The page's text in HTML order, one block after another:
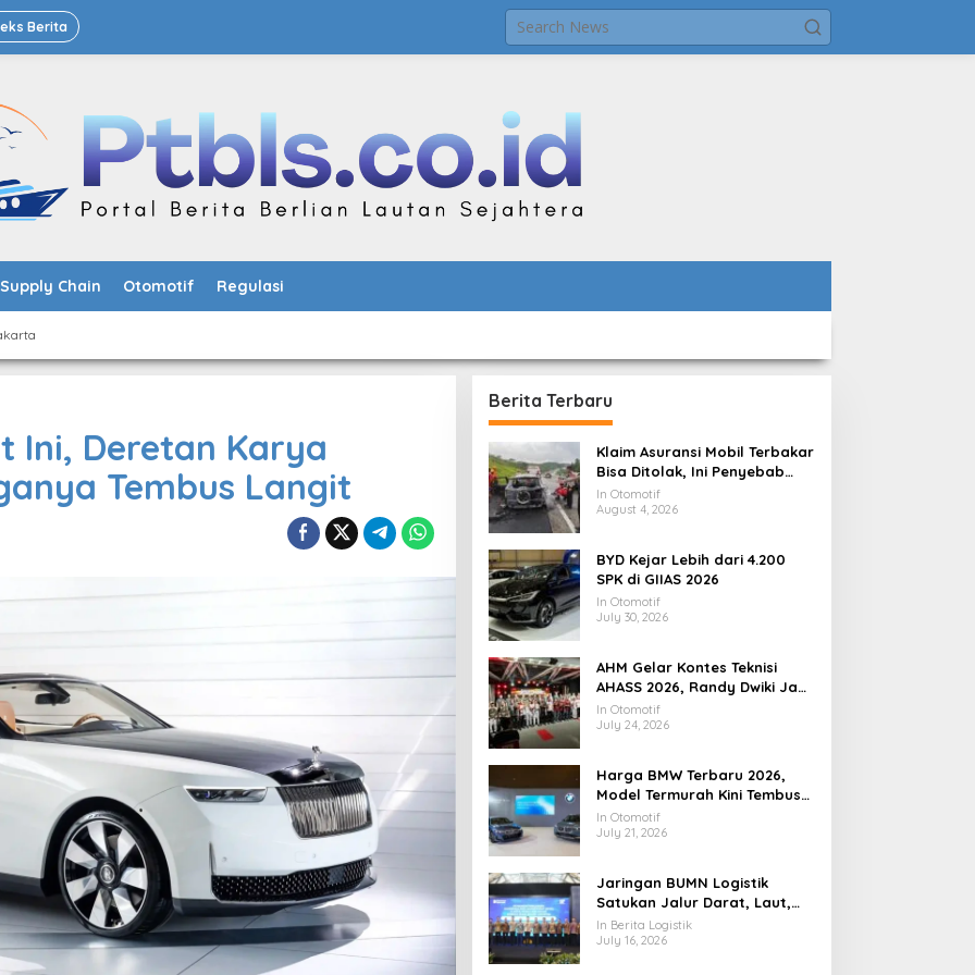
Berita
Supply Chain Otomotif Regulasi
Ini, Deretan Karya
Tembus Langit
Berita Terbaru
Klaim Asuransi Mobil Terbakar
Bisa Ditolak, Ini Penyebab
Utamanya
In Otomotif
August 4, 2026
BYD Kejar Lebih dari 4.200
SPK di GIIAS 2026
In Otomotif
July 30, 2026
AHM Gelar Kontes Teknisi
AHASS 2026, Randy Dwiki Jadi
Juara Nasional
In Otomotif
July 24, 2026
Harga BMW Terbaru 2026,
Model Termurah Kini Tembus
Rp1 Miliar
In Otomotif
July 21, 2026
Jaringan BUMN Logistik
Satukan Jalur Darat, Laut,
dan Distribusi Nasional
In Berita Logistik
July 16, 2026